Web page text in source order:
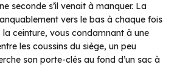
seconde s’il venait à manquer. La
vers le bas à chaque fois
ceinture, vous condamnant à une
les coussins du siège, un peu
son porte-clés au fond d’un sac à